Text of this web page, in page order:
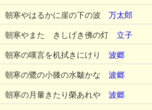
朝寒やはるかに崖の下の波 万太郎
朝寒やまたゝきしげき佛の灯 立子
朝寒の嘆言を机拭きにけり 波郷
朝寒の鷺の小膝の水皺かな 波郷
朝寒の月暈きたり榮あれや 波郷